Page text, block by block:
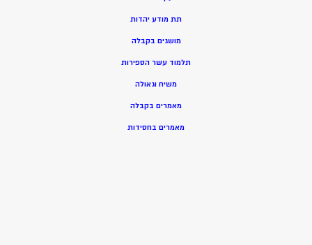
תת מודע יהדות
מושגים בקבלה
תלמוד עשר הספירות
משיח וגאולה
מאמרים בקבלה
מאמרים בחסידות